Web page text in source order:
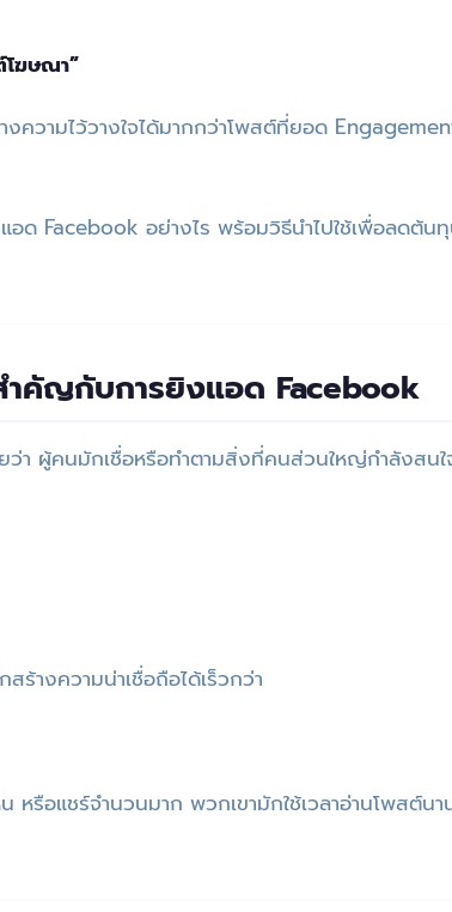
โฆษณา”
วามไว้วางใจได้มากกว่าโพสต์ที่ยอด
ด Facebook อย่างไร พร้อมวิธีนำไปใช้เพื่อลดต้น
ำคัญกับการยิงแอด Facebook
า ผู้คนมักเชื่อหรือทำตามสิ่งที่คนส่วนใหญ่กำลังสนใ
างความน่าเชื่อถือได้เร็วกว่า
รือแชร์จำนวนมาก พวกเขามักใช้เวลาอ่านโพสต์นา